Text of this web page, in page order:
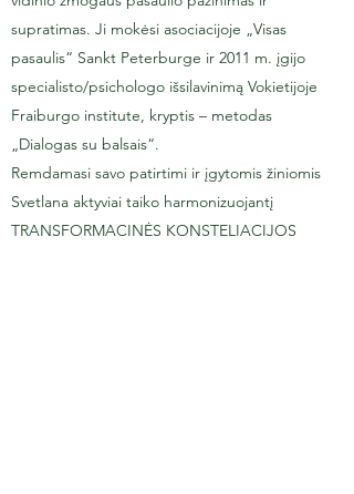
supratimas. Ji mokėsi asociacijoje „Visas
pasaulis“ Sankt Peterburge ir 2011 m. įgijo
specialisto/psichologo išsilavinimą Vokietijoje
Fraiburgo institute, kryptis – metodas
„Dialogas su balsais“.
Remdamasi savo patirtimi ir įgytomis žiniomis
Svetlana aktyviai taiko harmonizuojantį
TRANSFORMACINĖS KONSTELIACIJOS